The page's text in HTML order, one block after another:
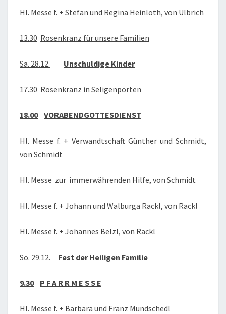
Hl. Messe f. + Stefan und Regina Heinloth, von Ulbrich
13.30 Rosenkranz für unsere Familien
Sa. 28.12. Unschuldige Kinder
17.30 Rosenkranz in Seligenporten
18.00 VORABENDGOTTESDIENST
Hl. Messe f. + Verwandtschaft Günther und Schmidt,
von Schmidt
Hl. Messe zur immerwährenden Hilfe, von Schmidt
Hl. Messe f. + Johann und Walburga Rackl, von Rackl
Hl. Messe f. + Johannes Belzl, von Rackl
So. 29.12. Fest der Heiligen Familie
9.30 P F A R R M E S S E
Hl. Messe f. + Barbara und Franz Mundschedl